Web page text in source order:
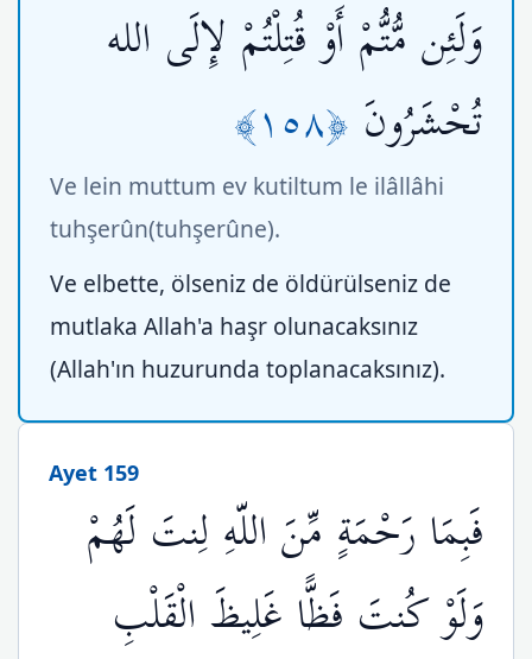
وَلَئِن مُّتُّمْ أَوْ قُتِلْتُمْ لإِلَى الله
تُحْشَرُونَ ﴿١٥٨﴾
Ve lein muttum ev kutiltum le ilâllâhi
tuhşerûn(tuhşerûne).
Ve elbette, ölseniz de öldürülseniz de
mutlaka Allah'a haşr olunacaksınız
(Allah'ın huzurunda toplanacaksınız).
Ayet 159
فَبِمَا رَحْمَةٍ مِّنَ اللّهِ لِنتَ لَهُمْ
وَلَوْ كُنتَ فَظًّا غَلِيظَ الْقَلْبِ